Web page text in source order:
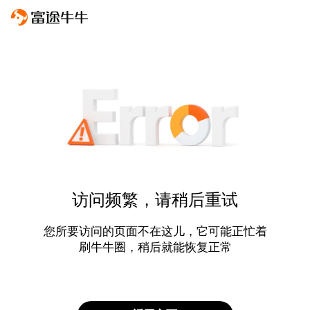
访问频繁，请稍后重试
您所要访问的页面不在这儿，它可能正忙着
刷牛牛圈，稍后就能恢复正常